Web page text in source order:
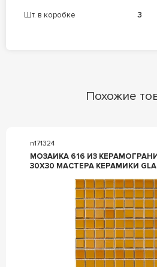
шт. в коробке 3
Похожие
n171324
МОЗАИКА 616 ИЗ
30Х30 МАСТЕРА КЕРАМИКИ